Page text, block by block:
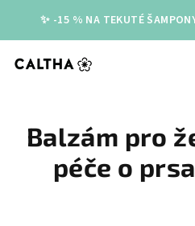
obsah
✨ -15 % NA TEKUTÉ
Balzám pro
péče o